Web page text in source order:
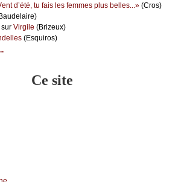
d’été, tu fаis lеs fеmmеs plus bеllеs...» (Сrоs)
sur Virgilе (Βrizеuх)
(Εsquirоs)
Ce site